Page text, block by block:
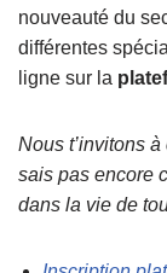
nouveauté du
différentes
ligne sur la
Nous t’invitons
sais pas encore
dans la vie de